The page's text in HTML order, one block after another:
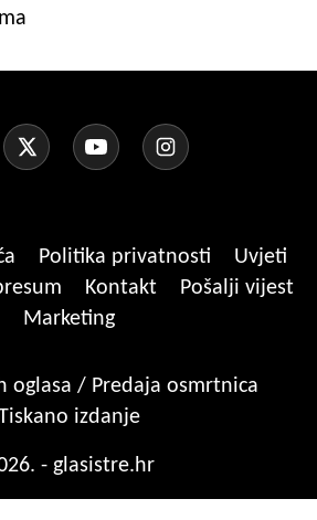
Politika privatnosti
Uvjeti
Kontakt
Pošalji vijest
Marketing
oglasa / Predaja osmrtnica
izdanje
- glasistre.hr